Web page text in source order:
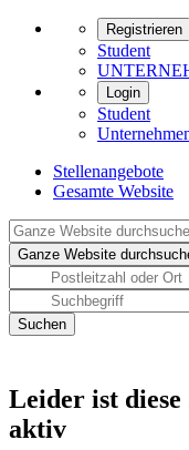
Registrieren
Student
Login
Student
Stellenangebote
Gesamte Website
Leider ist
aktiv